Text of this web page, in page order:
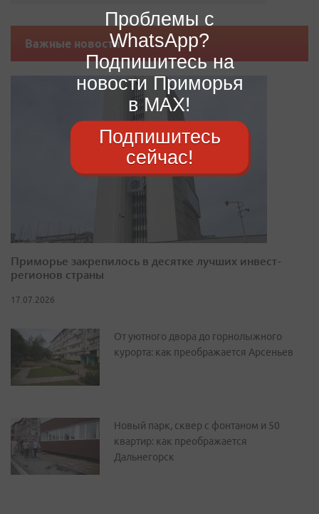
Важные новости
Приморье закрепилось в десятке лучших инвест-
регионов страны
17.07.2026
От уютного двора до горнолыжного
курорта: как преображается Арсеньев
Новый парк, сквер с фонтаном и 50
квартир: как преображается
Дальнегорск
Проблемы с
WhatsApp?
Подпишитесь на
новости Приморья
в MAX!
Подпишитесь
сейчас!